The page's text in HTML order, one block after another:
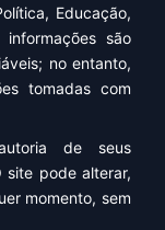
Educação,
informações são
no entanto,
tomadas com
de seus
site pode alterar,
momento, sem